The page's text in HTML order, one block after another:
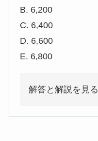
B. 6,200
C. 6,400
D. 6,600
E. 6,800
解答と解説を見る